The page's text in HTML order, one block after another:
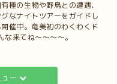
種の生物や野鳥との遭遇、
なナイトツアーをガイドし
催中。奄美初のわくわくド
来てね～～～～。
ュー